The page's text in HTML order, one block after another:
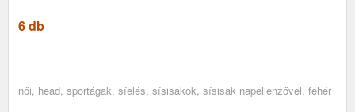
6 db
női, head, sportágak, síelés, sísisakok, sísisak napellenzővel, fehér